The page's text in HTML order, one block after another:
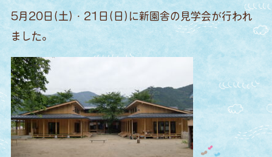
5月20日(土)・21日(日)に新園舎の見学会が行われ
ました。